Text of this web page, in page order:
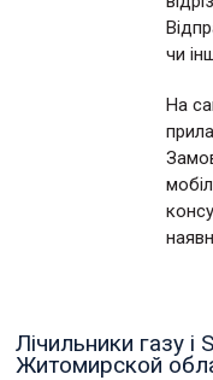
чи
На
Лічильники газу і
Житомирской